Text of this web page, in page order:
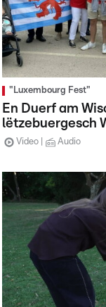
"Luxembourg Fest"
En Duerf am
lëtzebuergesch
Video Audio